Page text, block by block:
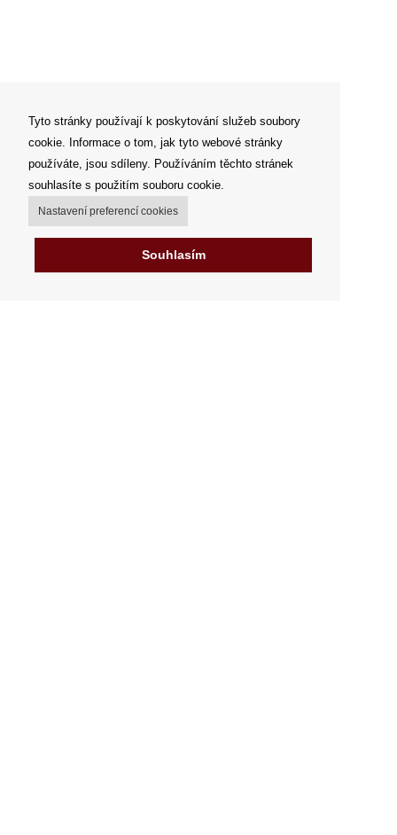
Tyto stránky používají k poskytování služeb soubory
cookie. Informace o tom, jak tyto webové stránky
používáte, jsou sdíleny. Používáním těchto stránek
souhlasíte s použitím souboru cookie.
Nastavení preferencí cookies
Souhlasím